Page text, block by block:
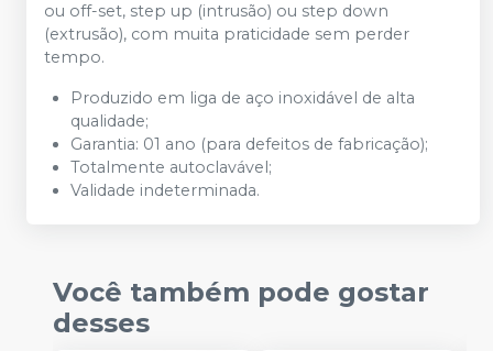
ou off-set, step up (intrusão) ou step down
(extrusão), com muita praticidade sem perder
tempo.
Produzido em liga de aço inoxidável de alta
qualidade;
Garantia: 01 ano (para defeitos de fabricação);
Totalmente autoclavável;
Validade indeterminada.
Você também pode gostar
desses